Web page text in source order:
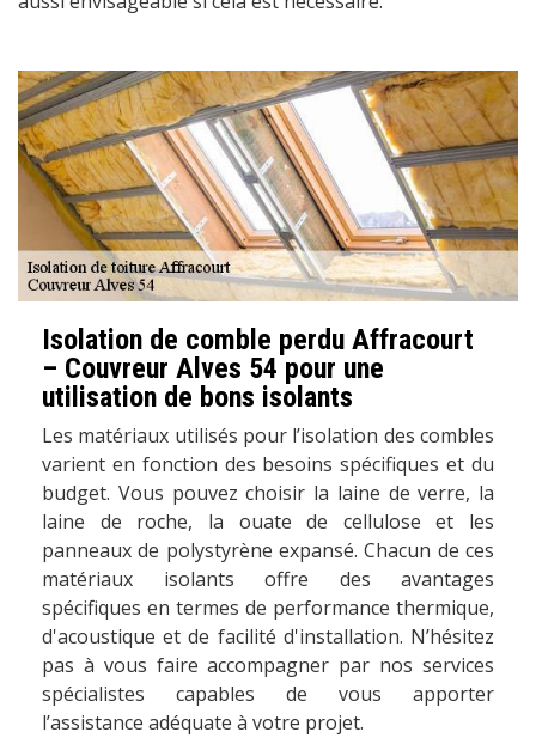
Isolation de comble perdu Affracourt
– Couvreur Alves 54 pour une
utilisation de bons isolants
Les matériaux utilisés pour l’isolation des combles
varient en fonction des besoins spécifiques et du
budget. Vous pouvez choisir la laine de verre, la
laine de roche, la ouate de cellulose et les
panneaux de polystyrène expansé. Chacun de ces
matériaux isolants offre des avantages
spécifiques en termes de performance thermique,
d'acoustique et de facilité d'installation. N’hésitez
pas à vous faire accompagner par nos services
spécialistes capables de vous apporter
l’assistance adéquate à votre projet.